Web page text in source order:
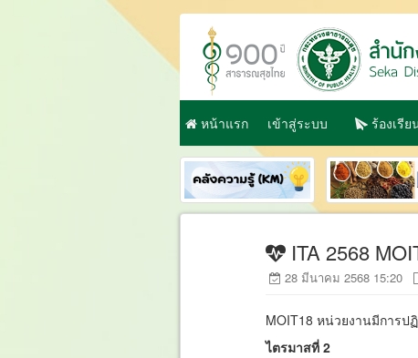
หน้าแรก เข้าสู่ระบบ ร้องเรีย
ITA 2568
28 มีนาคม 2568 15:20
MOIT18 หน่วยงานมีการป
ไตรมาสที่ 2